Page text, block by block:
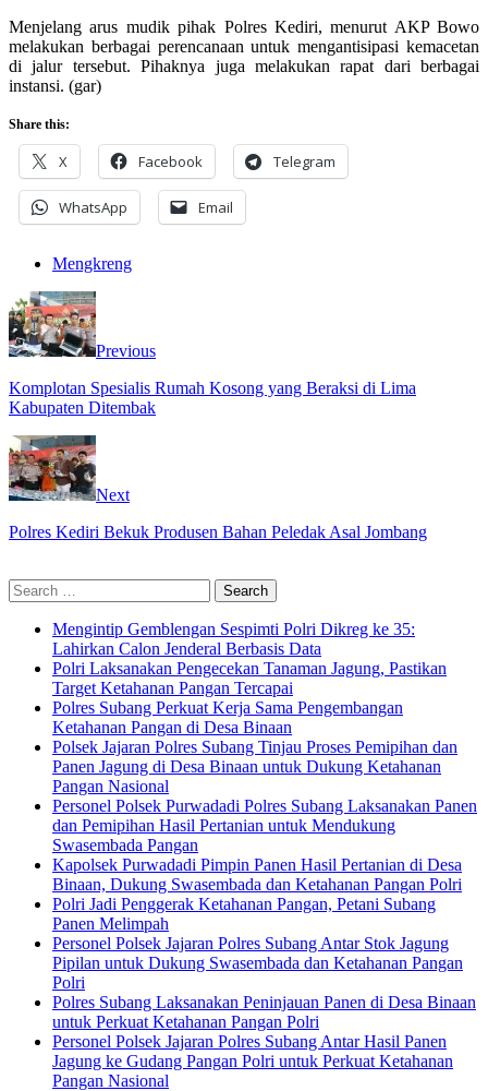
Menjelang arus mudik pihak Polres Kediri, menurut AKP Bowo
melakukan berbagai perencanaan untuk mengantisipasi kemacetan
di jalur tersebut. Pihaknya juga melakukan rapat dari berbagai
instansi. (gar)
Share this:
X Facebook Telegram
WhatsApp Email
Mengkreng
Previous
Komplotan Spesialis Rumah Kosong yang Beraksi di Lima
Kabupaten Ditembak
Next
Polres Kediri Bekuk Produsen Bahan Peledak Asal Jombang
Search
for:
Mengintip Gemblengan Sespimti Polri Dikreg ke 35:
Lahirkan Calon Jenderal Berbasis Data
Polri Laksanakan Pengecekan Tanaman Jagung, Pastikan
Target Ketahanan Pangan Tercapai
Polres Subang Perkuat Kerja Sama Pengembangan
Ketahanan Pangan di Desa Binaan
Polsek Jajaran Polres Subang Tinjau Proses Pemipihan dan
Panen Jagung di Desa Binaan untuk Dukung Ketahanan
Pangan Nasional
Personel Polsek Purwadadi Polres Subang Laksanakan Panen
dan Pemipihan Hasil Pertanian untuk Mendukung
Swasembada Pangan
Kapolsek Purwadadi Pimpin Panen Hasil Pertanian di Desa
Binaan, Dukung Swasembada dan Ketahanan Pangan Polri
Polri Jadi Penggerak Ketahanan Pangan, Petani Subang
Panen Melimpah
Personel Polsek Jajaran Polres Subang Antar Stok Jagung
Pipilan untuk Dukung Swasembada dan Ketahanan Pangan
Polri
Polres Subang Laksanakan Peninjauan Panen di Desa Binaan
untuk Perkuat Ketahanan Pangan Polri
Personel Polsek Jajaran Polres Subang Antar Hasil Panen
Jagung ke Gudang Pangan Polri untuk Perkuat Ketahanan
Pangan Nasional